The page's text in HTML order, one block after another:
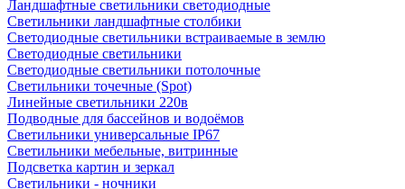
Ландшафтные светильники светодиодные
Светильники ландшафтные столбики
Светодиодные светильники встраиваемые в землю
Светодиодные светильники
Светодиодные светильники потолочные
Светильники точечные (Spot)
Линейные светильники 220в
Подводные для бассейнов и водоёмов
Светильники универсальные IP67
Светильники мебельные, витринные
Подсветка картин и зеркал
Светильники - ночники